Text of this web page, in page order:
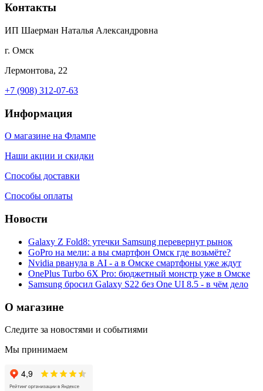
Контакты
ИП Шаерман Наталья Александровна
г. Омск
Лермонтова, 22
+7 (908) 312-07-63
Информация
О магазине на Флампе
Наши акции и скидки
Способы доставки
Способы оплаты
Новости
Galaxy Z Fold8: утечки Samsung перевернут рынок
GoPro на мели: а вы смартфон Омск где возьмёте?
Nvidia рванула в AI - а в Омске смартфоны уже ждут
OnePlus Turbo 6X Pro: бюджетный монстр уже в Омске
Samsung бросил Galaxy S22 без One UI 8.5 - в чём дело
О магазине
Следите за новостями и событиями
Мы принимаем